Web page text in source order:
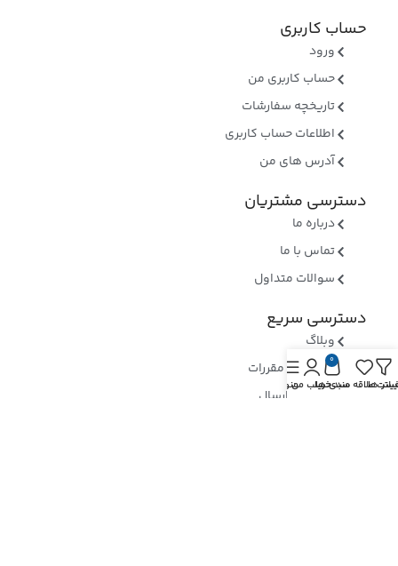
حساب کاربری
ورود
حساب کاربری من
تاریخچه سفارشات
اطلاعات حساب کاربری
آدرس های من
دسترسی مشتریان
درباره ما
تماس با ما
سوالات متداول
دسترسی سریع
وبلاگ
قوانین و مقررات
روشهای ارسال
ها
علاقه مندی ها
0
سبد خریدحساب منمنو